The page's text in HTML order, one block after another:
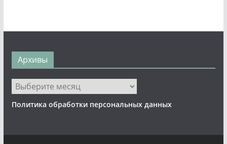
Архивы
Архивы
Политика обработки персональных данных